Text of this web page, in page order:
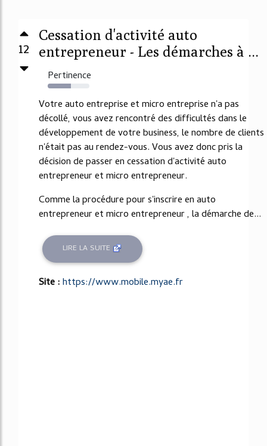
12
Cessation d'activité auto
entrepreneur - Les démarches à ...
Pertinence
55%
Votre auto entreprise et micro entreprise n'a pas
décollé, vous avez rencontré des difficultés dans le
développement de votre business, le nombre de clients
n'était pas au rendez-vous. Vous avez donc pris la
décision de passer en cessation d'activité auto
entrepreneur et micro entrepreneur.
Comme la procédure pour s'inscrire en auto
entrepreneur et micro entrepreneur , la démarche de...
LIRE LA SUITE
Site :https://www.mobile.myae.fr